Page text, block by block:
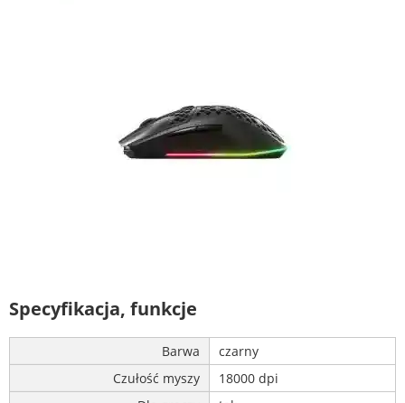
Specyfikacja, funkcje
Barwa
czarny
Czułość myszy
18000 dpi